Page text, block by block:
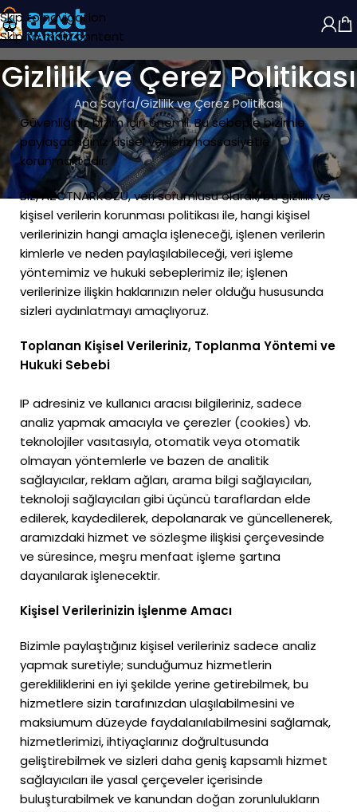
Skip to navigation
Skip to main content
Gizlilik ve Çerez Politikası
Ana Sayfa Gizlilik ve Çerez Politikası
Güvenliğiniz bizim için önemli. Bu sebeple bizimle
paylaşacağınız kişisel verileriz hassasiyetle
korunmaktadır.
Biz, AZOTNARKOZU, veri sorumlusu olarak, bu gizlilik ve
kişisel verilerin korunması politikası ile, hangi kişisel
verilerinizin hangi amaçla işleneceği, işlenen verilerin
kimlerle ve neden paylaşılabileceği, veri işleme
yöntemimiz ve hukuki sebeplerimiz ile; işlenen
verilerinize ilişkin haklarınızın neler olduğu hususunda
sizleri aydınlatmayı amaçlıyoruz.
Toplanan Kişisel Verileriniz, Toplanma Yöntemi ve
Hukuki Sebebi
IP adresiniz ve kullanıcı aracısı bilgileriniz, sadece
analiz yapmak amacıyla ve çerezler (cookies) vb.
teknolojiler vasıtasıyla, otomatik veya otomatik
olmayan yöntemlerle ve bazen de analitik
sağlayıcılar, reklam ağları, arama bilgi sağlayıcıları,
teknoloji sağlayıcıları gibi üçüncü taraflardan elde
edilerek, kaydedilerek, depolanarak ve güncellenerek,
aramızdaki hizmet ve sözleşme ilişkisi çerçevesinde
ve süresince, meşru menfaat işleme şartına
dayanılarak işlenecektir.
Kişisel Verilerinizin İşlenme Amacı
Bizimle paylaştığınız kişisel verileriniz sadece analiz
yapmak suretiyle; sunduğumuz hizmetlerin
gerekliliklerini en iyi şekilde yerine getirebilmek, bu
hizmetlere sizin tarafınızdan ulaşılabilmesini ve
maksiumum düzeyde faydalanılabilmesini sağlamak,
hizmetlerimizi, ihtiyaçlarınız doğrultusunda
geliştirebilmek ve sizleri daha geniş kapsamlı hizmet
sağlayıcıları ile yasal çerçeveler içerisinde
buluşturabilmek ve kanundan doğan zorunlulukların